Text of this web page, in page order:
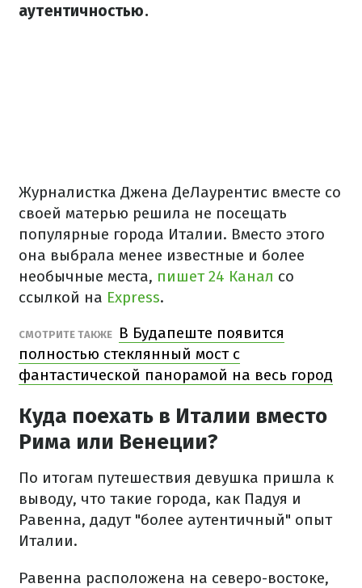
аутентичностью.
Журналистка Джена ДеЛаурентис вместе со
своей матерью решила не посещать
популярные города Италии. Вместо этого
она выбрала менее известные и более
необычные места, пишет 24 Канал со
ссылкой на Express.
СМОТРИТЕ ТАКЖЕ
В Будапеште появится
полностью стеклянный мост с
фантастической панорамой на весь город
Куда поехать в Италии вместо
Рима или Венеции?
По итогам путешествия девушка пришла к
выводу, что такие города, как Падуя и
Равенна, дадут "более аутентичный" опыт
Италии.
Равенна расположена на северо-востоке,